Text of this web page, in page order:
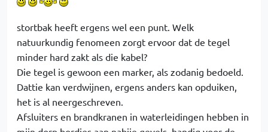
stortbak heeft ergens wel een punt. Welk
natuurkundig fenomeen zorgt ervoor dat de tegel
minder hard zakt als die kabel?
Die tegel is gewoon een marker, als zodanig bedoeld.
Dattie kan verdwijnen, ergens anders kan opduiken,
het is al neergeschreven.
Afsluiters en brandkranen in waterleidingen hebben in